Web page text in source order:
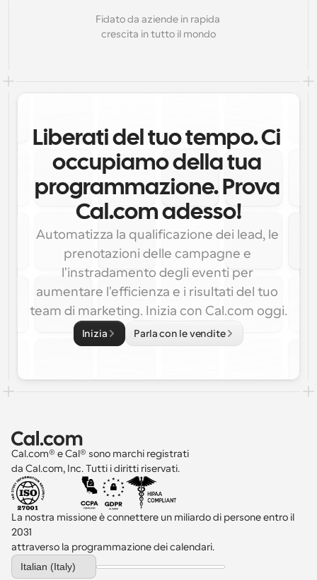
Fidato da aziende in rapida
crescita in tutto il mondo
Liberati del tuo tempo. Ci
occupiamo della tua
programmazione. Prova
Cal.com adesso!
Automatizza la qualificazione dei lead, le
prenotazioni delle campagne e
l'instradamento degli eventi per
aumentare l'efficienza e i risultati del tuo
team di marketing. Inizia con Cal.com oggi.
Inizia Parla con le vendite
Cal.com® e Cal® sono marchi registrati
da Cal.com, Inc. Tutti i diritti riservati.
La nostra missione è connettere un miliardo di persone entro il
2031
attraverso la programmazione dei calendari.
Select Language
Italian (Italy)